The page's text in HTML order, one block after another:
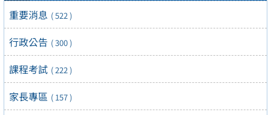
重要消息 ( 522 )
行政公告 ( 300 )
課程考試 ( 222 )
家長專區 ( 157 )